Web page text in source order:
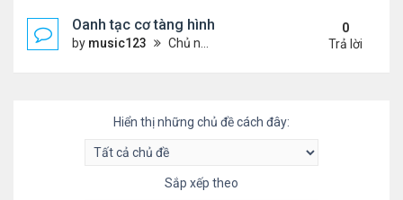
Oanh tạc cơ tàng hình đáng sợ nhất thế giới
by music123 Chủ nhật Tháng 7 26, 2026 5:46 pm
0
Trả lời
Hiển thị những chủ đề cách đây:
Sắp xếp theo